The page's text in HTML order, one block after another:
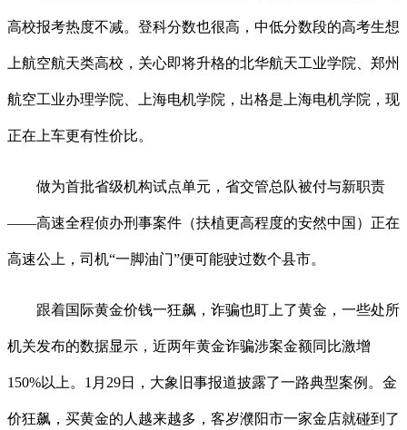
高校报考热度不减。登科分数也很高，中低分数段的高考生想
上航空航天类高校，关心即将升格的北华航天工业学院、郑州
航空工业办理学院、上海电机学院，出格是上海电机学院，现
正在上车更有性价比。
做为首批省级机构试点单元，省交管总队被付与新职责
——高速全程侦办刑事案件（扶植更高程度的安然中国）正在
高速公上，司机“一脚油门”便可能驶过数个县市。
跟着国际黄金价钱一狂飙，诈骗也盯上了黄金，一些处所
机关发布的数据显示，近两年黄金诈骗涉案金额同比激增
150%以上。1月29日，大象旧事报道披露了一路典型案例。金
价狂飙，买黄金的人越来越多，客岁濮阳市一家金店就碰到了